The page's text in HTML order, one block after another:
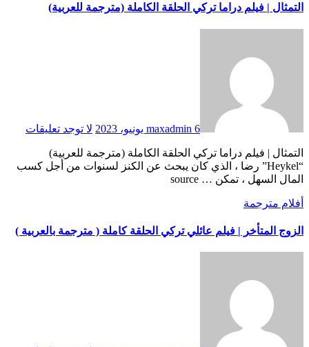
التمثال | فيلم دراما تركي الحلقة الكاملة (مترجمة للعربية)
maxadmin 6 يونيو، 2023 لا توجد تعليقات
“Heykel” رضا ، الذي كان يبحث عن الكنز لسنوات من أجل كسب
المال السهل ، تمكن … source
أفلام مترجمة
الزوج المتأخر | فيلم عائلي تركي الحلقة كاملة ( مترجمة بالعربية )